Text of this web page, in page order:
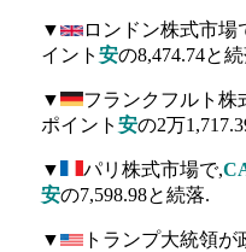
▼ ロンドン株式市場
イント 安の8,474.74と
▼ フランクフルト株
ポイント 安の2万
▼ パリ株式市場で,
安の7,598.98と続落.
▼
トランプ大統領が